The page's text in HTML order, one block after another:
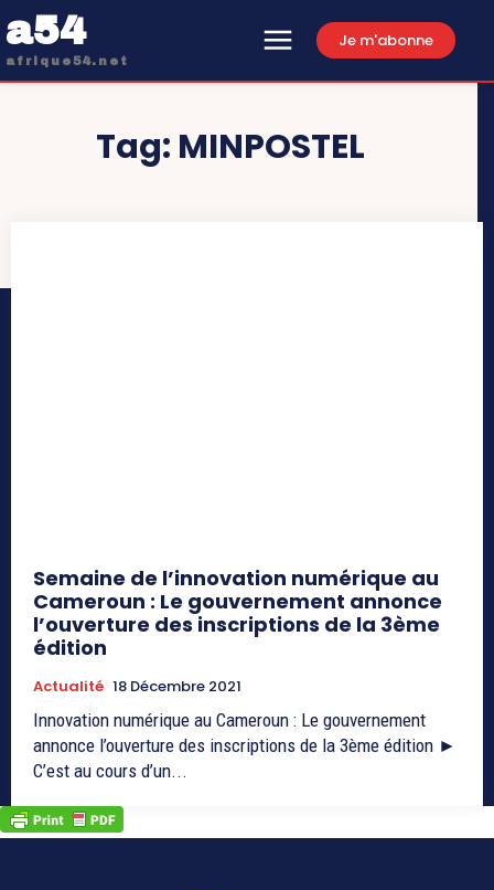
a54
afrique54.net
Je m'abonne
Tag: MINPOSTEL
Semaine de l’innovation numérique au
Cameroun : Le gouvernement annonce
l’ouverture des inscriptions de la 3ème
édition
Actualité 18 Décembre 2021
Innovation numérique au Cameroun : Le gouvernement
annonce l’ouverture des inscriptions de la 3ème édition ►
C’est au cours d’un...